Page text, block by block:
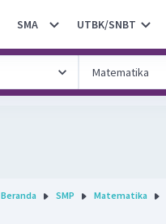
SMA UTBK/SNBT
Beranda SMP Matematika